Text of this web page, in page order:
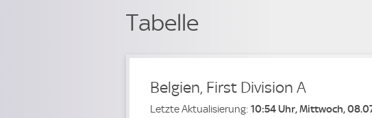
Tabelle
Belgien, First Division A
Letzte Aktualisierung: 10:54 Uhr, Mittwoch,